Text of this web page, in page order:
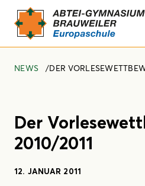
NEWS DER
Der
2010/2011
12. JANUAR 2011